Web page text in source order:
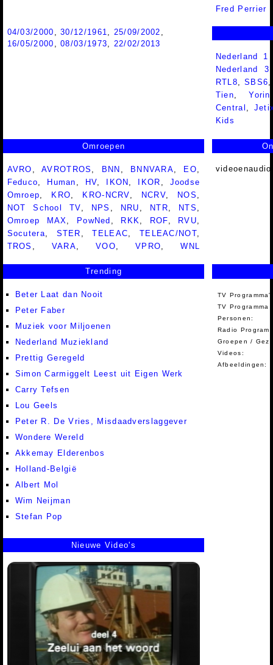
Fred Perrier
04/03/2000 ,30/12/1961 25/09/2002
16/05/2000 ,08/03/1973
22/02/2013
Nederland
Nederland
RTL8,SBS6
Tien,Yorin
Central ,
Kids
Omroepen
AVRO ,AVROTROS BNN BNNVARA EO
Feduco
Human HV IKON IKOR
Joodse
Omroep
KRO KRO-NCRV NCRV NOS
NOT School TV
NPS NRU NTR NTS
Omroep MAX
PowNed RKK ROF RVU
Socutera
STER ,TELEAC TELEAC/NOT
TROS
VARA ,VOO ,VPRO ,WNL
Trending
Beter Laat dan Nooit
Peter Faber
Muziek voor Miljoenen
Nederland Muziekland
Prettig Geregeld
Simon Carmiggelt Leest uit Eigen Werk
Carry Tefsen
Lou Geels
Peter R. De Vries, Misdaadverslaggever
Wondere Wereld
Akkemay Elderenbos
Holland-België
Albert Mol
Wim Neijman
Stefan Pop
TV
TV Programma
Personen:
Radio
Groepen /
Videos:
Afbeeldingen:
Nieuwe Video's